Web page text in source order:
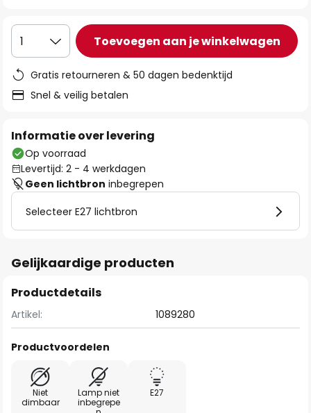
1 Toevoegen aan je winkelwagen
Gratis retourneren & 50 dagen bedenktijd
Snel & veilig betalen
Informatie over levering
Op voorraad
Levertijd: 2 - 4 werkdagen
Geen lichtbron inbegrepen
Selecteer E27 lichtbron
Gelijkaardige producten
Productdetails
Artikel: 1089280
Productvoordelen
Niet
dimbaar
Lamp niet
inbegrepe
E27